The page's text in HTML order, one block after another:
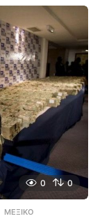
0 0
,ΜΕΞΙΚΌ